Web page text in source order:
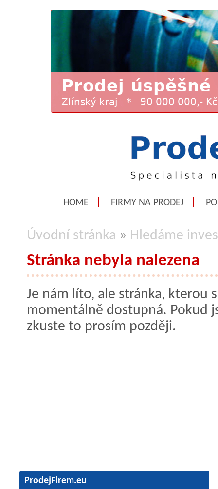
HOME FIRMY NA PRODEJ
Úvodní stránka » Hledáme
Stránka nebyla nalezena
Je nám líto, ale stránka, kterou
momentálně dostupná. Pokud
zkuste to prosím později.
ProdejFirem.eu